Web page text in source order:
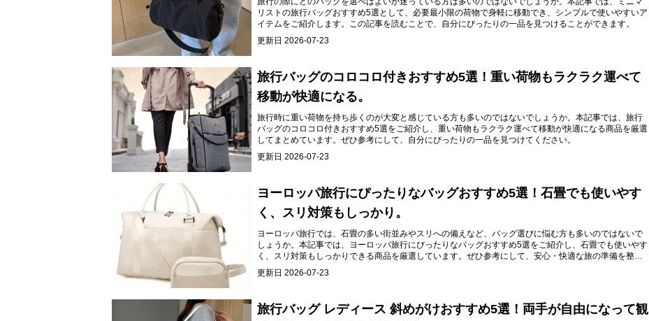
リストの旅行バッグおすすめ5選として、必要最小限の荷物で身軽に移動でき、シンプルで使いやすいア
イテムをご紹介します。この記事を読むことで、自分にぴったりの一品を見つけることができます。
更新日 2026-07-23
旅行バッグのコロコロ付きおすすめ5選！重い荷物もラクラク運べて
移動が快適になる。
旅行時に重い荷物を持ち歩くのが大変と感じている方も多いのではないでしょうか。本記事では、旅行
バッグのコロコロ付きおすすめ5選をご紹介し、重い荷物もラクラク運べて移動が快適になる商品を厳選
してまとめています。ぜひ参考にして、自分にぴったりの一品を見つけてください。
更新日 2026-07-23
ヨーロッパ旅行にぴったりなバッグおすすめ5選！石畳でも使いやす
く、スリ対策もしっかり。
ヨーロッパ旅行では、石畳の多い街並みやスリへの備えなど、バッグ選びに悩む方も多いのではないで
しょうか。本記事では、ヨーロッパ旅行にぴったりなバッグおすすめ5選をご紹介し、石畳でも使いやす
く、スリ対策もしっかりできる商品を厳選しています。ぜひ参考にして、安心・快適な旅の準備を整え
てください。
更新日 2026-07-23
旅行バッグ レディース 斜めがけおすすめ5選！両手が自由になって観